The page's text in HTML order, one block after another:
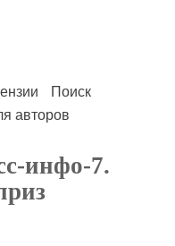
Поиск
авторов
инфо-7.